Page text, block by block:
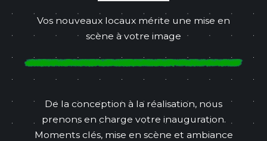
Vos nouveaux locaux mérite une mise en
scène à votre image
De la conception à la réalisation, nous
prenons en charge votre inauguration.
Moments clés, mise en scène et ambiance